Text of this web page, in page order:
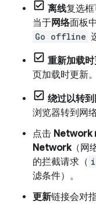
离线复选
当于网络面板
Go offline
重新加载
页加载时更新。
绕过以转
浏览器转到网
点击 Network
Network（网
的拦截请求（
滤条件）。
更新链接会对